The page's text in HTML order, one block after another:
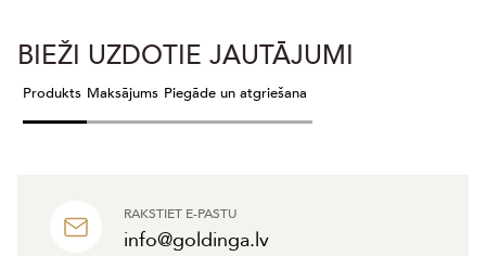
RAKSTIET E-PASTU
info@goldinga.lv
BIEŽI UZDOTIE JAUTĀJUMI
Produkts Maksājums Piegāde un atgriešana